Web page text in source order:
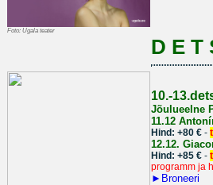
Foto: Ugala teater
D E T
10.-
Jõulueelne
11.12
Hind: +80 € -
12.12.
Hind: +85 € -
programm ja
► Broneeri